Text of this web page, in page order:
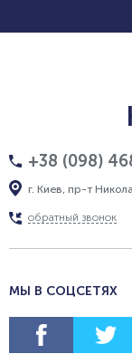
+38 (098)
г. Киев, пр-т
обратный звонок
МЫ В СОЦСЕТЯХ